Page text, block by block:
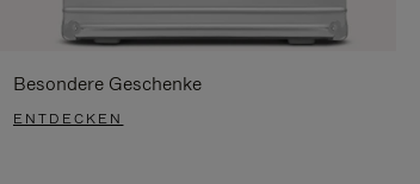
Besondere Geschenke
ENTDECKEN